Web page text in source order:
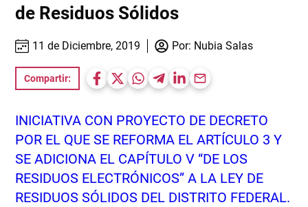
de Residuos Sólidos
11 de Diciembre, 2019 Por: Nubia Salas
Compartir:
INICIATIVA CON PROYECTO DE DECRETO
POR EL QUE SE REFORMA EL ARTÍCULO 3 Y
SE ADICIONA EL CAPÍTULO V “DE LOS
RESIDUOS ELECTRÓNICOS” A LA LEY DE
RESIDUOS SÓLIDOS DEL DISTRITO FEDERAL.